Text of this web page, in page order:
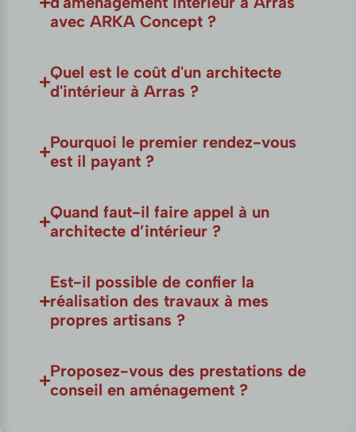
avec ARKA Concept ?
Quel est le coût d'un architecte
d'intérieur à Arras ?
Pourquoi le premier rendez-vous
est il payant ?
Quand faut-il faire appel à un
architecte d’intérieur ?
Est-il possible de confier la
réalisation des travaux à mes
propres artisans ?
Proposez-vous des prestations de
conseil en aménagement ?